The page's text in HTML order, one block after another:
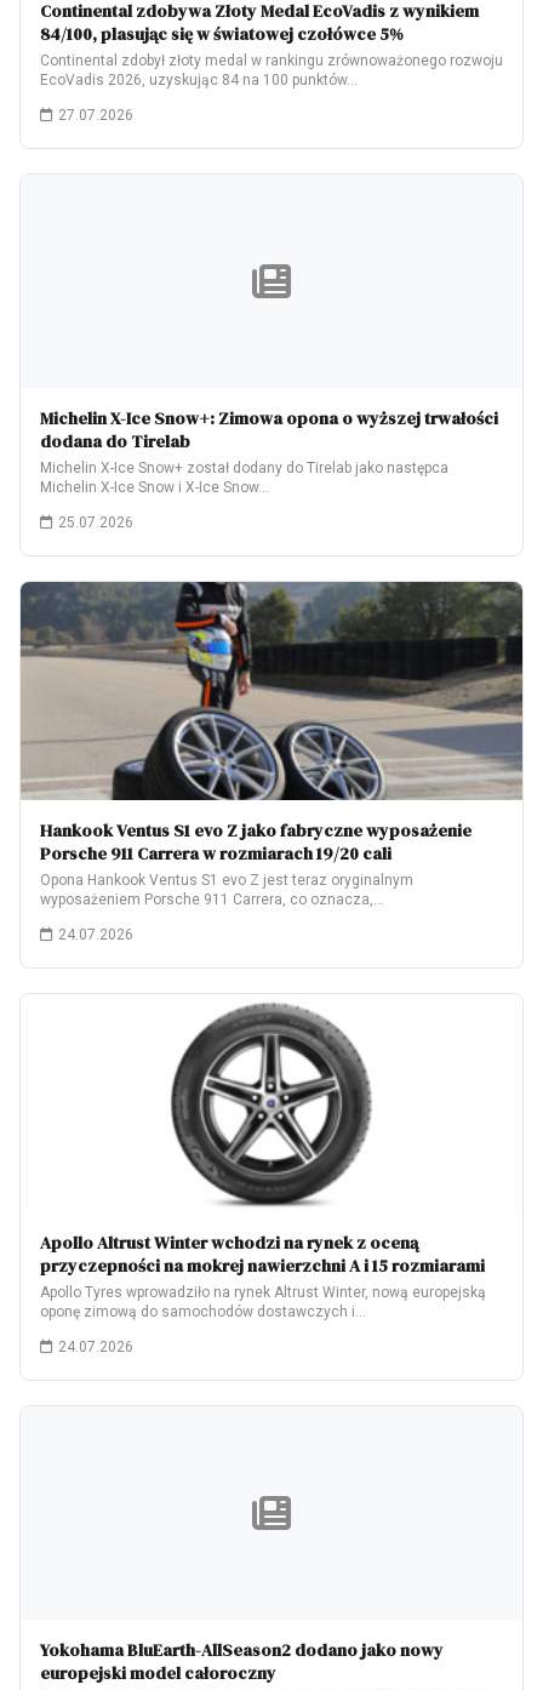
Continental zdobywa Złoty Medal EcoVadis z wynikiem
84/100, plasując się w światowej czołówce 5%
Continental zdobył złoty medal w rankingu zrównoważonego rozwoju
EcoVadis 2026, uzyskując 84 na 100 punktów…
27.07.2026
Michelin X-Ice Snow+: Zimowa opona o wyższej trwałości
dodana do Tirelab
Michelin X-Ice Snow+ został dodany do Tirelab jako następca
Michelin X-Ice Snow i X-Ice Snow…
25.07.2026
Hankook Ventus S1 evo Z jako fabryczne wyposażenie
Porsche 911 Carrera w rozmiarach 19/20 cali
Opona Hankook Ventus S1 evo Z jest teraz oryginalnym
wyposażeniem Porsche 911 Carrera, co oznacza,…
24.07.2026
Apollo Altrust Winter wchodzi na rynek z oceną
przyczepności na mokrej nawierzchni A i 15 rozmiarami
Apollo Tyres wprowadziło na rynek Altrust Winter, nową europejską
oponę zimową do samochodów dostawczych i…
24.07.2026
Yokohama BluEarth-AllSeason2 dodano jako nowy
europejski model całoroczny